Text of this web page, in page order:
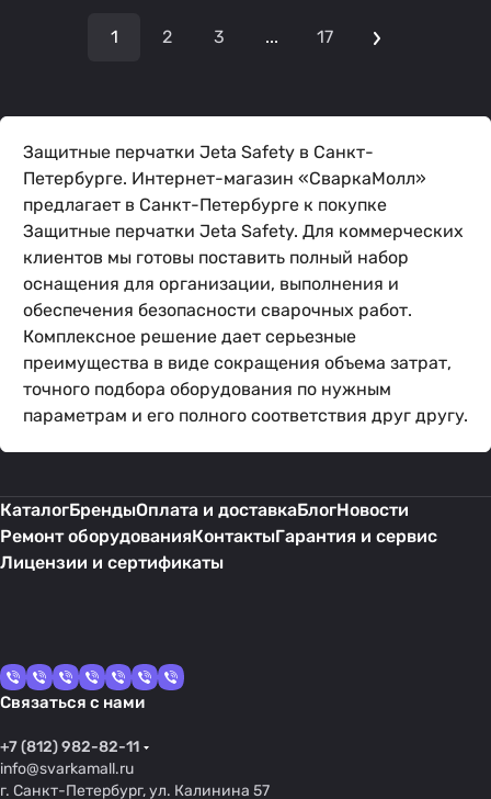
1 2 3 ... 17
Защитные перчатки Jeta Safety в Санкт-
Петербурге. Интернет-магазин «СваркаМолл»
предлагает в Санкт-Петербурге к покупке
Защитные перчатки Jeta Safety. Для коммерческих
клиентов мы готовы поставить полный набор
оснащения для организации, выполнения и
обеспечения безопасности сварочных работ.
Комплексное решение дает серьезные
преимущества в виде сокращения объема затрат,
точного подбора оборудования по нужным
параметрам и его полного соответствия друг другу.
КаталогБрендыОплата и доставкаБлогНовости
Ремонт оборудованияКонтактыГарантия и сервис
Лицензии и сертификаты
Связаться с нами
+7 (812) 982-82-11
info@svarkamall.ru
г. Санкт-Петербург, ул. Калинина 57